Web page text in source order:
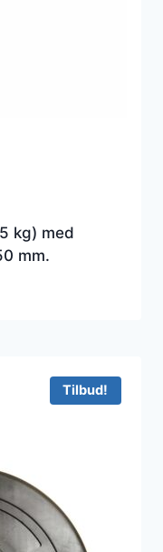
kg) med
mm.
til crossfit
Tilbud!